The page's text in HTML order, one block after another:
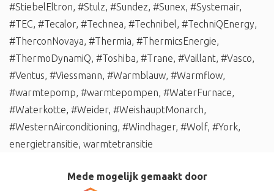
#StiebelEltron, #Stulz, #Sundez, #Sunex, #Systemair,
#TEC, #Tecalor, #Technea, #Technibel, #TechniQEnergy,
#TherconNovaya, #Thermia, #ThermicsEnergie,
#ThermoDynamiQ, #Toshiba, #Trane, #Vaillant, #Vasco,
#Ventus, #Viessmann, #Warmblauw, #Warmflow,
#warmtepomp, #warmtepompen, #WaterFurnace,
#Waterkotte, #Weider, #WeishauptMonarch,
#WesternAirconditioning, #Windhager, #Wolf, #York,
energietransitie, warmtetransitie
Mede mogelijk gemaakt door